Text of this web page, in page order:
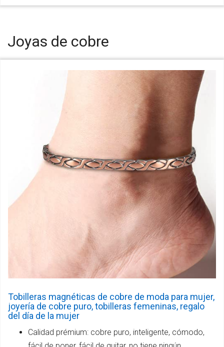
Joyas de cobre
Tobilleras magnéticas de cobre de moda para mujer,
joyería de cobre puro, tobilleras femeninas, regalo
del día de la mujer
Calidad prémium: cobre puro, inteligente, cómodo,